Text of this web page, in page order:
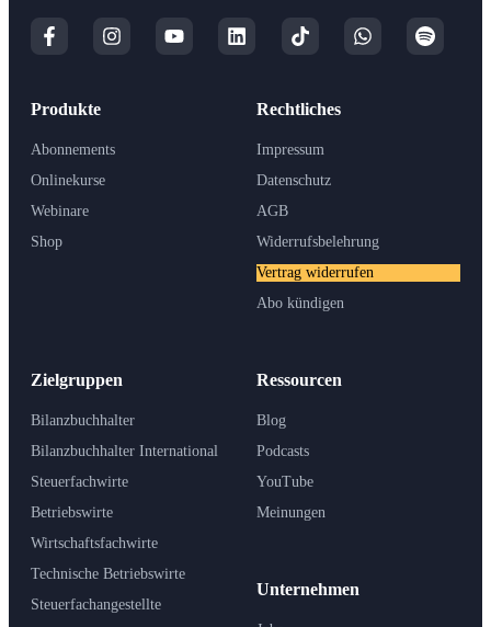
Produkte
Abonnements
Onlinekurse
Webinare
Shop
Zielgruppen
Bilanzbuchhalter
Bilanzbuchhalter International
Steuerfachwirte
Betriebswirte
Wirtschaftsfachwirte
Technische Betriebswirte
Steuerfachangestellte
Ressourcen
Blog
Podcasts
YouTube
Meinungen
Unternehmen
Rechtliches
Impressum
Datenschutz
AGB
Widerrufsbelehrung
Vertrag widerrufen
Abo kündigen